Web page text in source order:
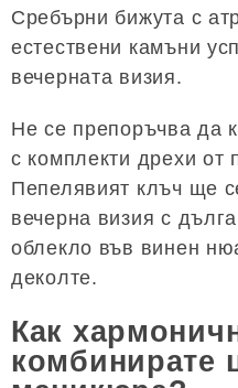
Сребърни бижута с
естествени камъни
вечерната визия.
Не се препоръчва да
с комплекти дрехи от
Пепелявият клъч ще
вечерна визия с
облекло във винен
деколте.
Как
комбинирате